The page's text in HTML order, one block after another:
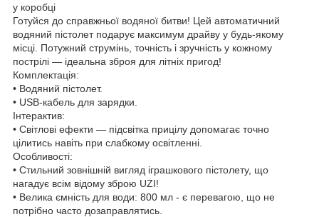
у коробці
Готуйся до справжньої водяної битви! Цей автоматичний
водяний пістолет подарує максимум драйву у будь-якому
місці. Потужний струмінь, точність і зручність у кожному
пострілі — ідеальна зброя для літніх пригод!
Комплектація:
• Водяний пістолет.
• USB-кабель для зарядки.
Інтерактив:
• Світлові ефекти — підсвітка прицілу допомагає точно
цілитись навіть при слабкому освітленні.
Особливості:
• Стильний зовнішній вигляд іграшкового пістолету, що
нагадує всім відому зброю UZI!
• Велика ємність для води: 800 мл - є перевагою, що не
потрібно часто дозаправлятись.